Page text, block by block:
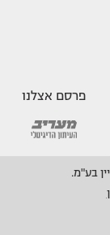
פרסם אצלנו